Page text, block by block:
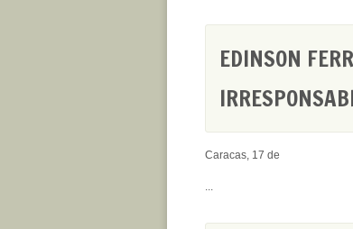
EDINSON
Caracas, 17 de
...